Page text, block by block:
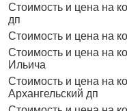
Стоимость и цена на
дп
Стоимость и цена на
Стоимость и цена на
Ильича
Стоимость и цена на
Архангельский дп